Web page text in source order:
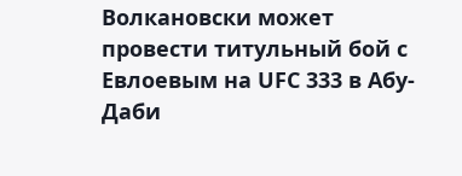
Волкановски может
провести титульный бой с
Евлоевым на UFC 333 в Абу-
Даби